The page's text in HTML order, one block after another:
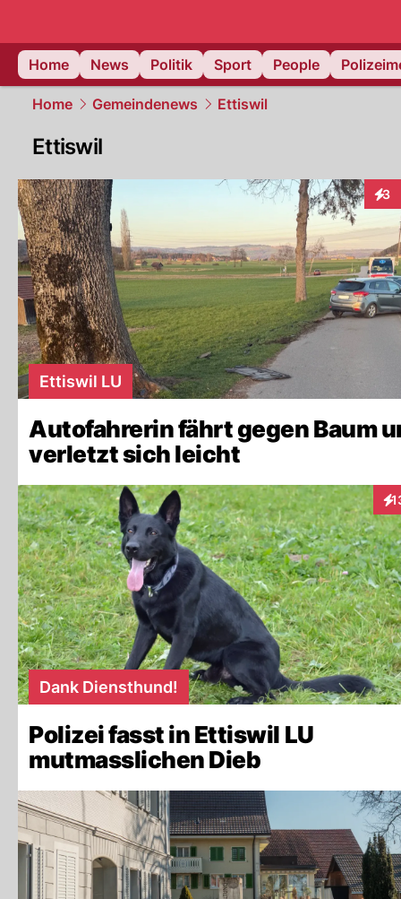
Home
News Politik Sport People
Home Gemeindenews Ettiswil
Ettiswil
3
Ettiswil LU
Autofahrerin fährt gegen Baum
verletzt sich leicht
Dank Diensthund!
Polizei fasst in Ettiswil LU
mutmasslichen Dieb